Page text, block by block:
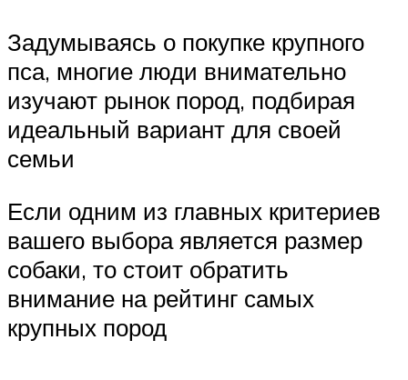
Задумываясь о покупке крупного
пса, многие люди внимательно
изучают рынок пород, подбирая
идеальный вариант для своей
семьи
Если одним из главных критериев
вашего выбора является размер
собаки, то стоит обратить
внимание на рейтинг самых
крупных пород